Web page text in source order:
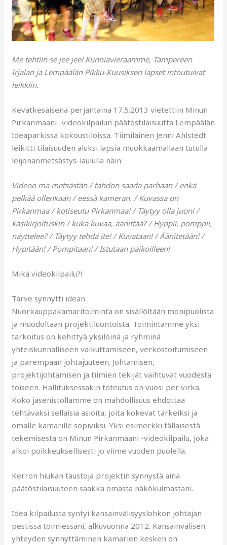
Me tehtiin se jee jee! Kunniavieraamme, Tampereen
Irjalan ja Lempäälän Pikku-Kuusiksen lapset intoutuivat
leikkiin.
Kevätkesäisenä perjantaina 17.5.2013 vietettiin Minun
Pirkanmaani -videokilpailun päätöstilaisuutta Lempäälän
Ideaparkissa kokoustiloissa. Tiimiläinen Jenni Ahlstedt
leikitti tilaisuuden aluksi lapsia muokkaamallaan tutulla
leijonanmetsästys-laululla näin:
Videoo mä metsästän / tahdon saada parhaan / enkä
pelkää ollenkaan / eessä kameran. / Kuvassa on
Pirkanmaa / kotiseutu Pirkanmaa! / Täytyy olla juoni /
käsikirjoituskin / kuka kuvaa, äänittää? / Hyppii, pomppii,
näyttelee? / Täytyy tehdä ite! / Kuvataan! / Äänitetään! /
Hypitään! / Pompitaan! / Istutaan paikoilleen!
Mikä videokilpailu?!
Tarve synnytti idean
Nuorkauppakamaritoiminta on sisällöltään monipuolista
ja muodoltaan projektiluontoista. Toimintamme yksi
tarkoitus on kehittyä yksilöinä ja ryhminä
yhteiskunnalliseen vaikuttamiseen, verkostoitumiseen
ja parempaan johtajuuteen. Johtamisen,
projektijohtamisen ja tiimien tekijät vaihtuvat vuodesta
toiseen. Hallituksessakin toteutus on vuosi per virka.
Koko jäsenistöllämme on mahdollisuus ehdottaa
tehtäväksi sellaisia asioita, joita kokevat tärkeiksi ja
omalle kamarille sopiviksi. Yksi esimerkki tällaisestä
tekemisestä on Minun Pirkanmaani -videokilpailu, joka
alkoi poikkeuksellisesti jo viime vuoden puolella.
Kerron hiukan taustoja projektin synnystä aina
päätöstilaisuuteen saakka omasta näkökulmastani.
Idea kilpailusta syntyi kansainvälisyyslohkon johtajan
pestissä toimiessani, alkuvuonna 2012. Kansainvälisen
yhteyden synnyttäminen kamarien kesken on